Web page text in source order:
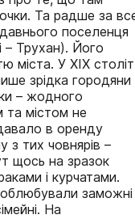
Та радше за
поселенця
– Трухан). Його
міста. У ХІХ
зрідка городяни
– жодного
та містом не
в оренду
з тих човнярів –
щось на зразок
і курчатами.
заможні
На